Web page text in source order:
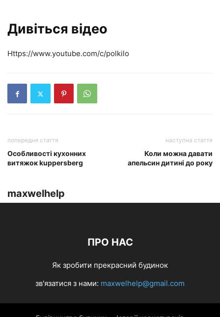
Дивіться відео
Https://www.youtube.com/c/polkilo
попередня стаття
Особливості кухонних
витяжок kuppersberg
наступна стаття
Коли можна давати
апельсин дитині до року
maxwelhelp
ПРО НАС
Як зробити прекрасний будинок
зв'язатися з нами: maxwelhelp@gmail.com